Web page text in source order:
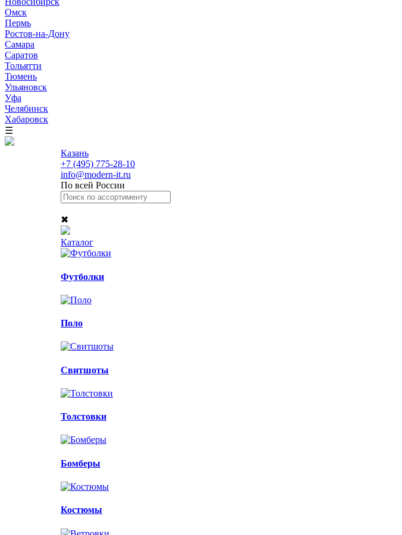
Омск
Пермь
Ростов-на-Дону
Самара
Саратов
Тольятти
Тюмень
Ульяновск
Уфа
Челябинск
Хабаровск
☰
Казань
+7 (495) 775-28-10
info@modern-it.ru
По всей России
✖
Каталог
Футболки
Поло
Свитшоты
Толстовки
Бомберы
Костюмы